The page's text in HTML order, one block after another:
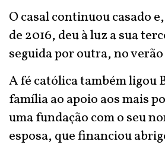
O casal continuou casado
de 2016, deu à luz a sua
seguida por outra, no
A fé católica também ligou
família ao apoio aos mais
uma fundação com o seu
esposa, que financiou